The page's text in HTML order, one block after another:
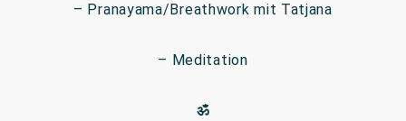
– Pranayama/Breathwork mit Tatjana
– Meditation
ॐ